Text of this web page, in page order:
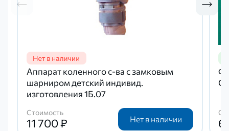
Аппарат коленного с-ва с замковым
шарниром детский индивид.
изготовления 1Б.07
Стоимость
11 700 ₽ Нет в наличии